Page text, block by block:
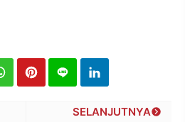
SELANJUTNYA